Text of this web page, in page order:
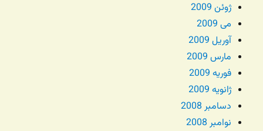
ژوئن 2009
می 2009
آوریل 2009
مارس 2009
فوریه 2009
ژانویه 2009
دسامبر 2008
نوامبر 2008